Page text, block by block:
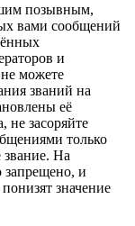
позывным,
вами сообщений
и
можете
званий на
её
не засоряйте
только
звание. На
запрещено, и
значение